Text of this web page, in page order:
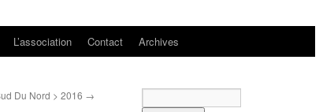
L’association Contact Archives
Du Nord > 2016 →